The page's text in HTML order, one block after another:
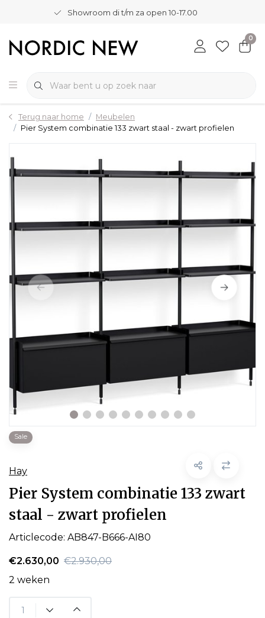
Showroom di t/m za open 10-17.00
0
Terug naar home
Meubelen
Pier System combinatie 133 zwart staal - zwart profielen
Sale
Hay
Pier System combinatie 133 zwart
staal - zwart profielen
Articlecode: AB847-B666-AI80
€2.630,00 €2.930,00
2 weken